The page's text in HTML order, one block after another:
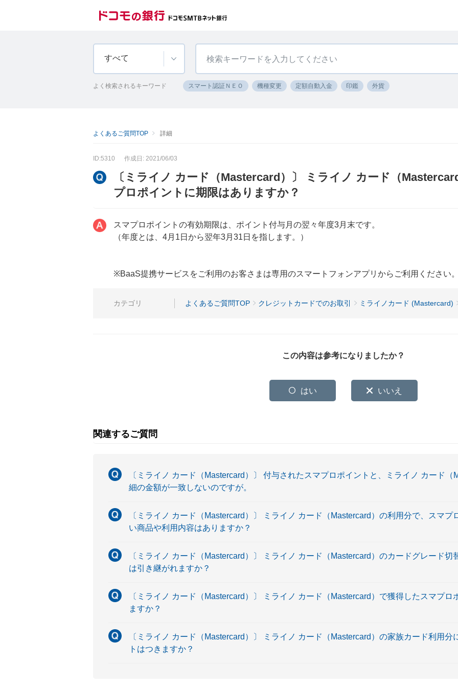
すべて
よく検索されるキーワード スマート認証ＮＥＯ 機種変更 定額自動入金 印鑑 外貨
よくあるご質問TOP 詳細
ID:5310 作成日: 2021/06/03
〔ミライノ カード（Mastercard）〕 ミライノ カード（
プロポイントに期限はありますか？
スマプロポイントの有効期限は、ポイント付与月の翌々年度3月末です。
（年度とは、4月1日から翌年3月31日を指します。）
※BaaS提携サービスをご利用のお客さまは専用のスマートフォンアプリからご利用ください。
カテゴリ よくあるご質問TOP クレジットカードでのお取引 ミライノカード (Mastercard)
この内容は参考になりましたか？
はい いいえ
関連するご質問
〔ミライノ カード（Mastercard）〕 付与されたスマプロポイントと、ミライノ カード（
細の金額が一致しないのですが。
〔ミライノ カード（Mastercard）〕 ミライノ カード（Mastercard）の利用分で、スマプ
い商品や利用内容はありますか？
〔ミライノ カード（Mastercard）〕 ミライノ カード（Mastercard）のカードグレード切
は引き継がれますか？
〔ミライノ カード（Mastercard）〕 ミライノ カード（Mastercard）で獲得したスマプロ
ますか？
〔ミライノ カード（Mastercard）〕 ミライノ カード（Mastercard）の家族カード利用分
トはつきますか？